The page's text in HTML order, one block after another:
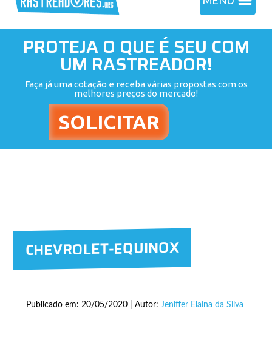
PROTEJA O QUE É SEU COM
UM RASTREADOR!
Faça já uma cotação e receba várias propostas com os
melhores preços do mercado!
CHEVROLET-EQUINOX
Publicado em: 20/05/2020 | Autor: Jeniffer Elaina da Silva